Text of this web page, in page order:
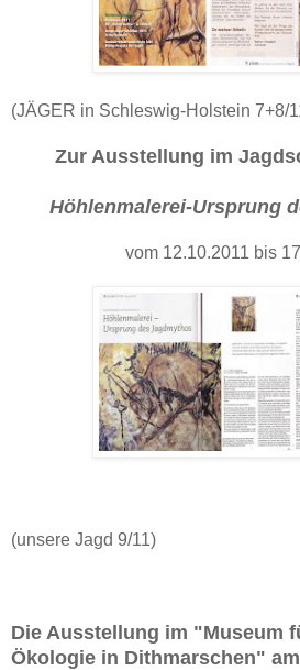
(JÄGER in Schleswig-Holstein 7+8/
Zur Ausstellung im
Höhlenmalerei-Ursprung
vom 12.10.2011 bis
(unsere Jagd 9/11)
Die Ausstellung im "Museum
Ökologie in Dithmarschen"